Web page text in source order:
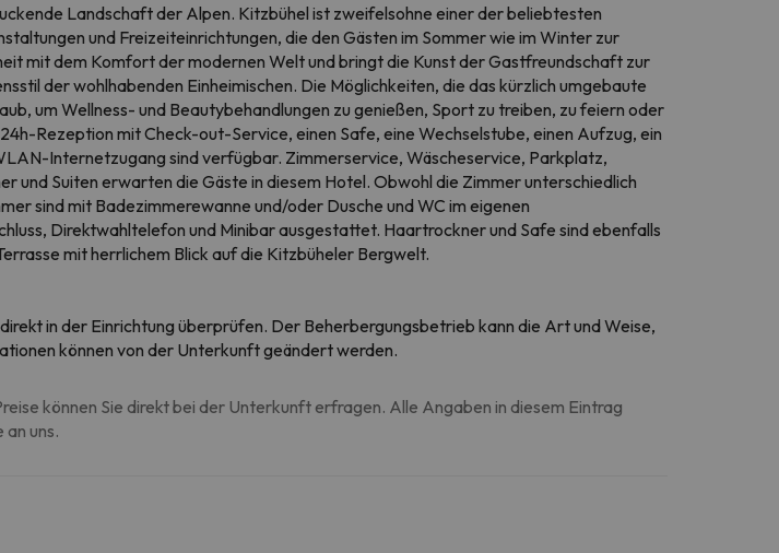
Landschaft der Alpen. Kitzbühel ist zweifelsohne einer der beliebtesten
und Freizeiteinrichtungen, die den Gästen im Sommer wie im Winter zur
mit dem Komfort der modernen Welt und bringt die Kunst der Gastfreundschaft zur
der wohlhabenden Einheimischen. Die Möglichkeiten, die das kürzlich umgebaute
um Wellness- und Beautybehandlungen zu genießen, Sport zu treiben, zu feiern oder
Rezeption mit Check-out-Service, einen Safe, eine Wechselstube, einen Aufzug, ein
Internetzugang sind verfügbar. Zimmerservice, Wäscheservice, Parkplatz,
Suiten erwarten die Gäste in diesem Hotel. Obwohl die Zimmer unterschiedlich
sind mit Badezimmerewanne und/oder Dusche und WC im eigenen
Direktwahltelefon und Minibar ausgestattet. Haartrockner und Safe sind ebenfalls
mit herrlichem Blick auf die Kitzbüheler Bergwelt.
in der Einrichtung überprüfen. Der Beherbergungsbetrieb kann die Art und Weise,
können von der Unterkunft geändert werden.
können Sie direkt bei der Unterkunft erfragen. Alle Angaben in diesem Eintrag
uns.